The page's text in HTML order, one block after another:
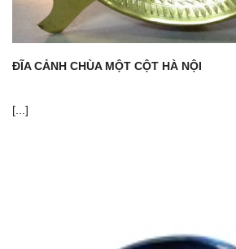
ĐĨA CẢNH CHÙA MỘT CỘT HÀ NỘI
[...]